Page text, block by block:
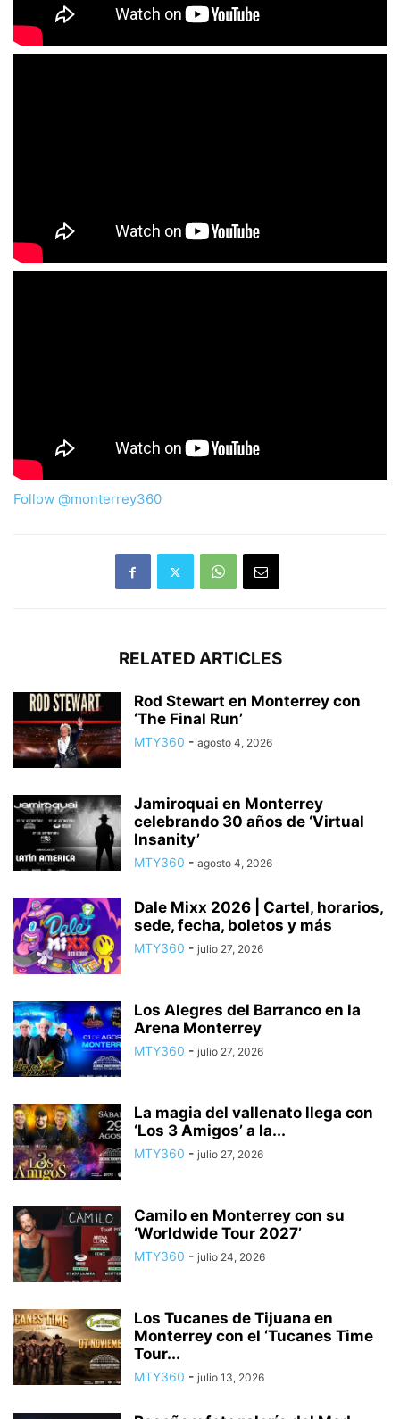
Follow @monterrey360
RELATED ARTICLES
Rod Stewart en Monterrey con
‘The Final Run’
MTY360 - agosto 4, 2026
Jamiroquai en Monterrey
celebrando 30 años de ‘Virtual
Insanity’
MTY360 - agosto 4, 2026
Dale Mixx 2026 | Cartel, horarios,
sede, fecha, boletos y más
MTY360 - julio 27, 2026
Los Alegres del Barranco en la
Arena Monterrey
MTY360 - julio 27, 2026
La magia del vallenato llega con
‘Los 3 Amigos’ a la...
MTY360 - julio 27, 2026
Camilo en Monterrey con su
‘Worldwide Tour 2027’
MTY360 - julio 24, 2026
Los Tucanes de Tijuana en
Monterrey con el ‘Tucanes Time
Tour...
MTY360 - julio 13, 2026